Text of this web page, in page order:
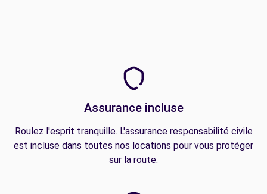
Assurance incluse
Roulez l'esprit tranquille. L'assurance responsabilité civile
est incluse dans toutes nos locations pour vous protéger
sur la route.